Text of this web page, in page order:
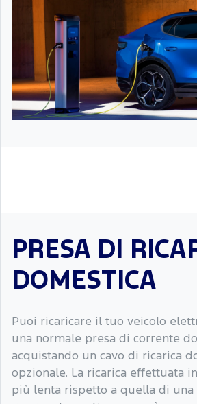
PRESA DI
DOMESTICA
Puoi ricaricare il tuo veicolo
una normale presa di corrente
acquistando un cavo di ricarica
opzionale. La ricarica effettuata
più lenta rispetto a quella di una